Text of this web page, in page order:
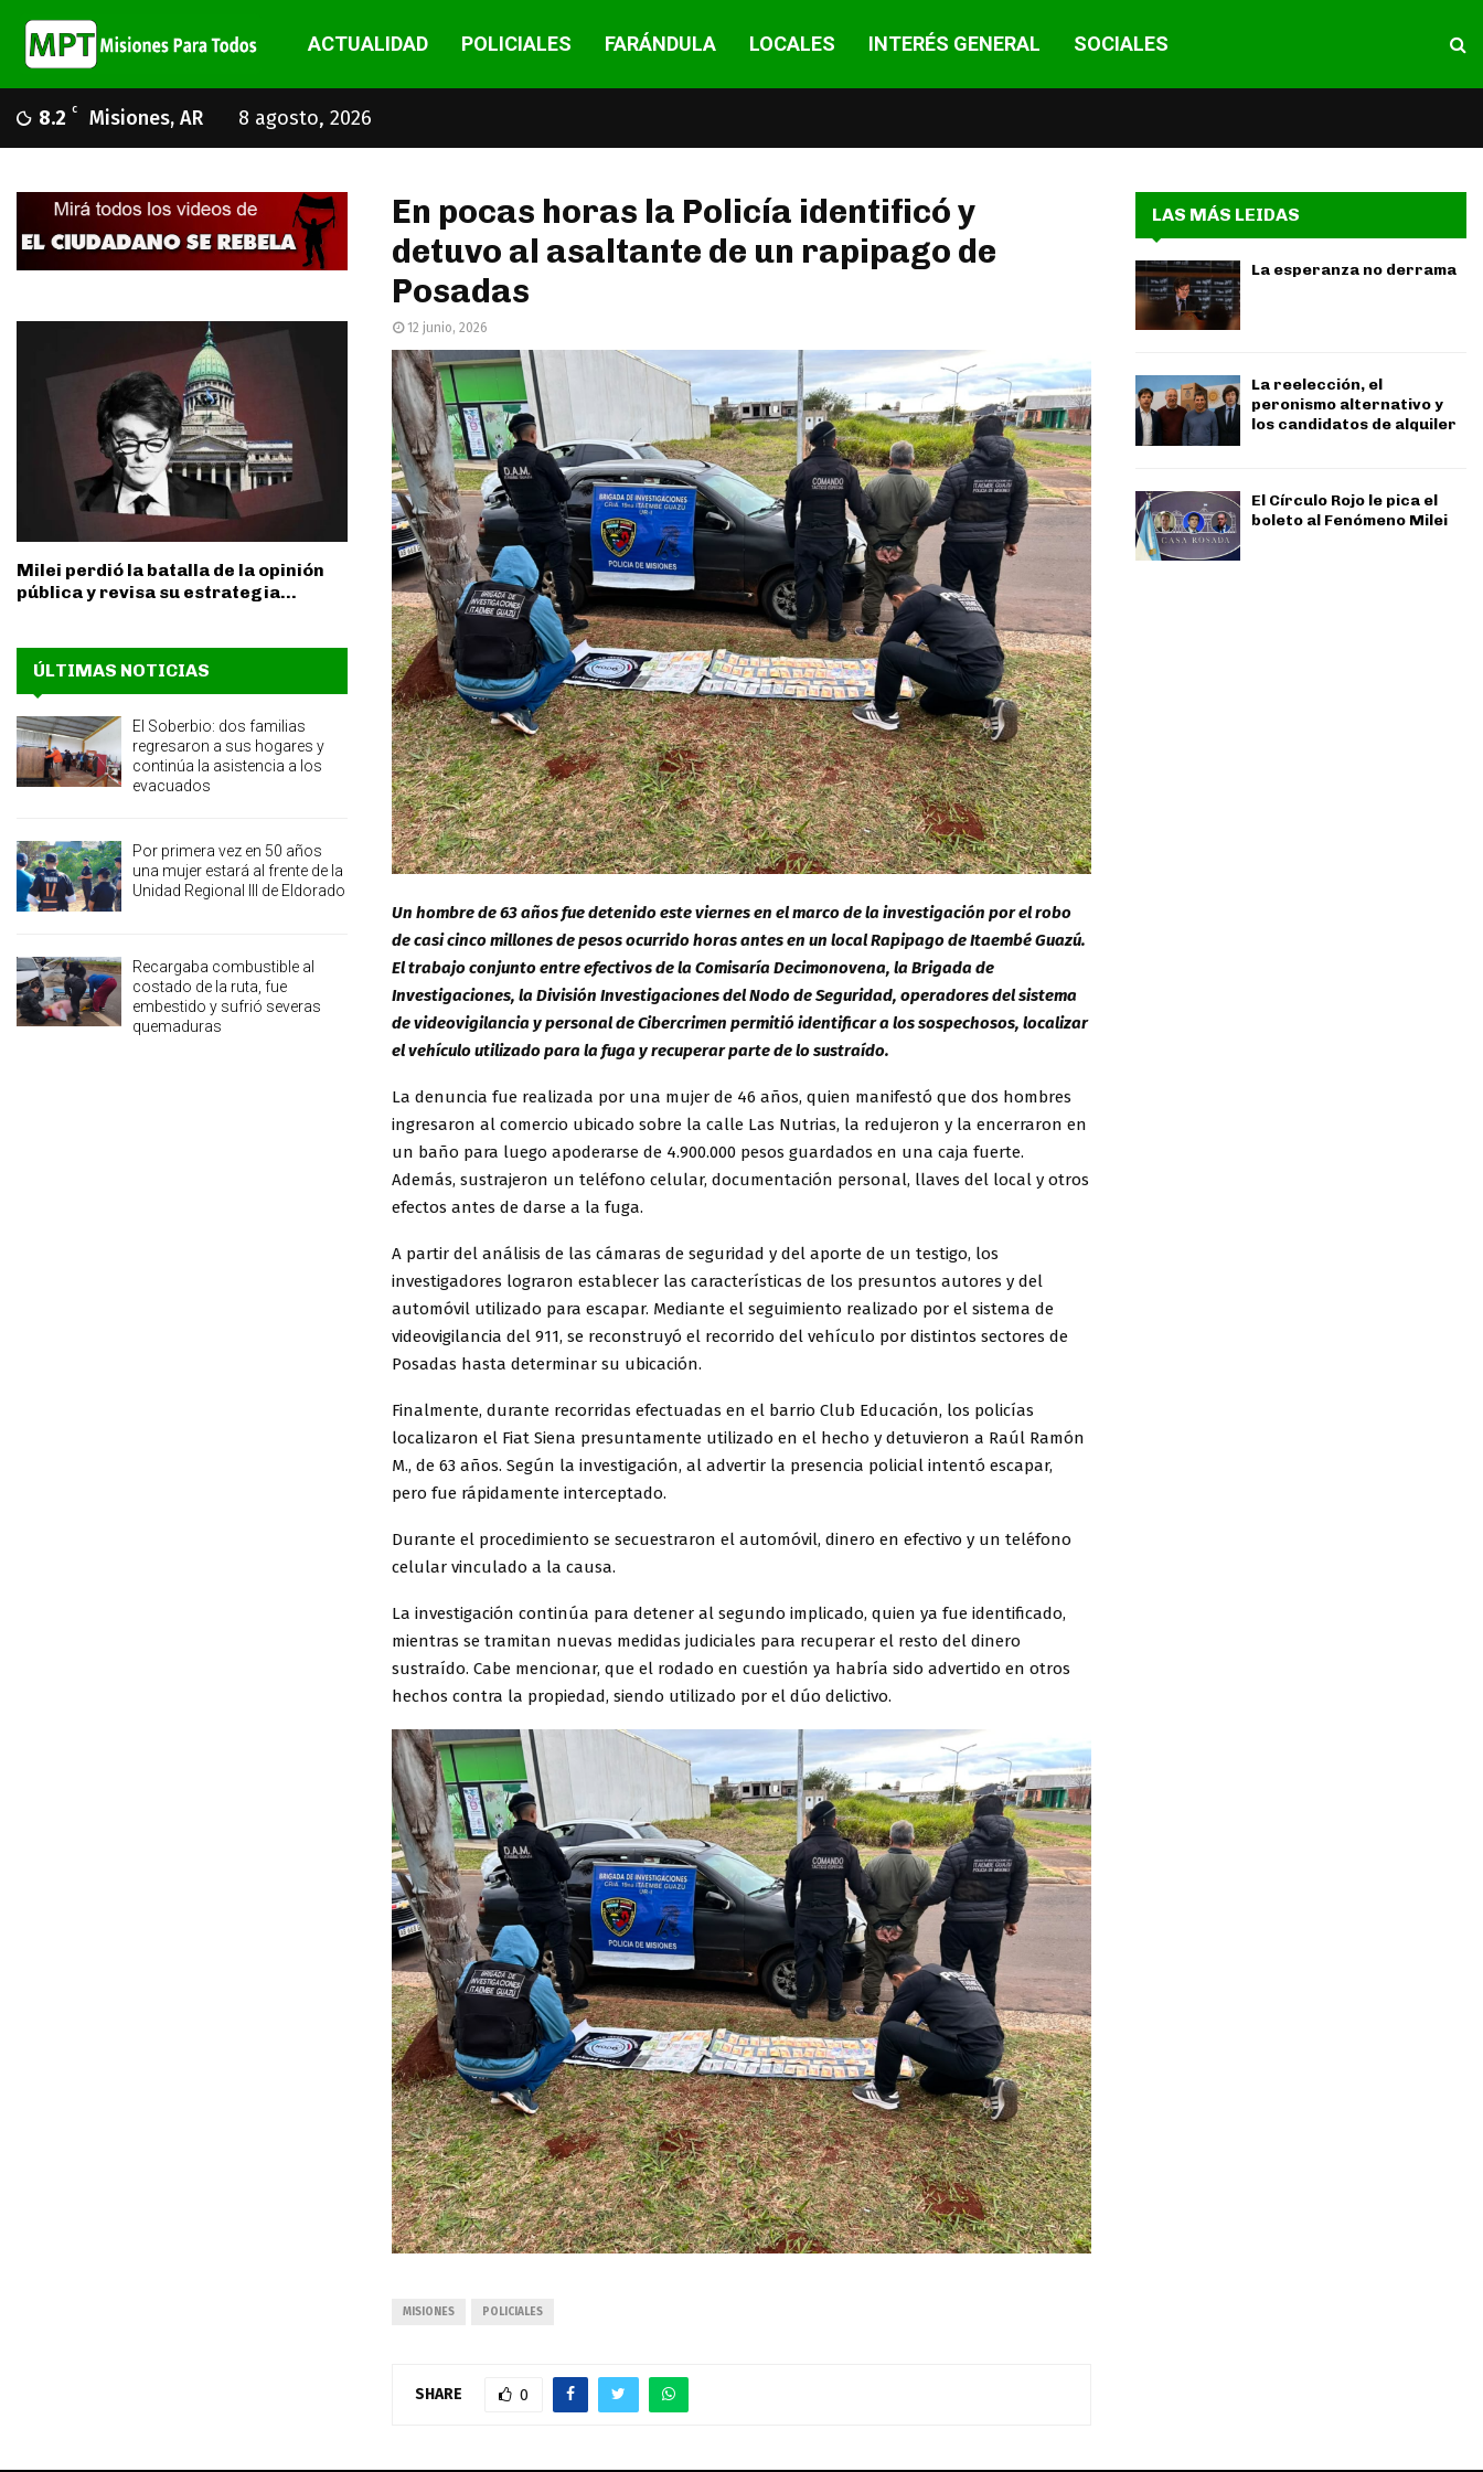
ACTUALIDAD POLICIALES FARÁNDULA LOCALES INTERÉS GENERAL SOCIALES
8.2 C Misiones, AR 8 agosto, 2026
En pocas horas la Policía identificó y
detuvo al asaltante de un rapipago de
Posadas
12 junio, 2026
Un hombre de 63 años fue detenido este viernes en el marco de la investigación por el robo
de casi cinco millones de pesos ocurrido horas antes en un local Rapipago de Itaembé Guazú.
El trabajo conjunto entre efectivos de la Comisaría Decimonovena, la Brigada de
Investigaciones, la División Investigaciones del Nodo de Seguridad, operadores del sistema
de videovigilancia y personal de Cibercrimen permitió identificar a los sospechosos, localizar
el vehículo utilizado para la fuga y recuperar parte de lo sustraído.
La denuncia fue realizada por una mujer de 46 años, quien manifestó que dos hombres
ingresaron al comercio ubicado sobre la calle Las Nutrias, la redujeron y la encerraron en
un baño para luego apoderarse de 4.900.000 pesos guardados en una caja fuerte.
Además, sustrajeron un teléfono celular, documentación personal, llaves del local y otros
efectos antes de darse a la fuga.
A partir del análisis de las cámaras de seguridad y del aporte de un testigo, los
investigadores lograron establecer las características de los presuntos autores y del
automóvil utilizado para escapar. Mediante el seguimiento realizado por el sistema de
videovigilancia del 911, se reconstruyó el recorrido del vehículo por distintos sectores de
Posadas hasta determinar su ubicación.
Finalmente, durante recorridas efectuadas en el barrio Club Educación, los policías
localizaron el Fiat Siena presuntamente utilizado en el hecho y detuvieron a Raúl Ramón
M., de 63 años. Según la investigación, al advertir la presencia policial intentó escapar,
pero fue rápidamente interceptado.
Durante el procedimiento se secuestraron el automóvil, dinero en efectivo y un teléfono
celular vinculado a la causa.
La investigación continúa para detener al segundo implicado, quien ya fue identificado,
mientras se tramitan nuevas medidas judiciales para recuperar el resto del dinero
sustraído. Cabe mencionar, que el rodado en cuestión ya habría sido advertido en otros
hechos contra la propiedad, siendo utilizado por el dúo delictivo.
MISIONES POLICIALES
SHARE 0
Milei perdió la batalla de la opinión
pública y revisa su estrategia...
ÚLTIMAS NOTICIAS
El Soberbio: dos familias
regresaron a sus hogares y
continúa la asistencia a los
evacuados
Por primera vez en 50 años
una mujer estará al frente de la
Unidad Regional III de Eldorado
Recargaba combustible al
costado de la ruta, fue
embestido y sufrió severas
quemaduras
LAS MÁS LEIDAS
La esperanza no derrama
La reelección, el
peronismo alternativo y
los candidatos de alquiler
El Círculo Rojo le pica el
boleto al Fenómeno Milei